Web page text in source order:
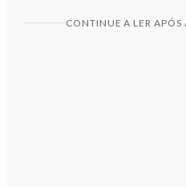
CONTINUE A LER APÓS